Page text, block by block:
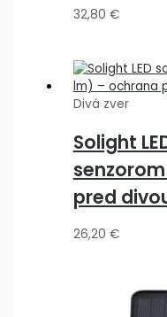
32,80 €
Divá zver
Solight
pred
26,20 €